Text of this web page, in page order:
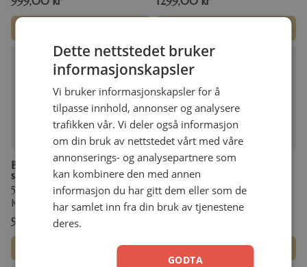
Bibelen – Guds Ord / FOKUS
skifergrått u/reg
50+ norske bidragsytere!
Kunstskinn
999,00 kr
Velg alternativ
Hverdagslys – 365 andakter
Linda Helén Haukland
Innbundet
Legg i handlekurv
Dette nettstedet bruker
informasjonskapsler
Vi bruker informasjonskapsler for å
tilpasse innhold, annonser og analysere
trafikken vår. Vi deler også informasjon
om din bruk av nettstedet vårt med våre
annonserings- og analysepartnere som
kan kombinere den med annen
informasjon du har gitt dem eller som de
har samlet inn fra din bruk av tjenestene
deres.
GODTA